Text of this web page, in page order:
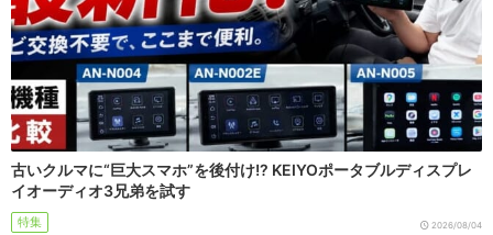
古いクルマに“巨大スマホ”を後付け!? KEIYOポータブルディスプレ
イオーディオ3兄弟を試す
特集 2026/08/04